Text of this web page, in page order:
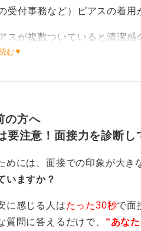
受付事務など）ピアスの着用
スが複数ついていると清潔
す。
えるピアス穴の隠し方とし
は薄手・マットな肌色テープ
ります。
ウダーでぼかすと自然です
避けるのが無難です。
は無色プライマー→ごく少
薄く・点でカバーします。
む▼
の方へ
要注意！面接力を診断し
めには、面接での印象が大き
いますか？
に感じる人はたった30秒で面
質問に答えるだけで、 “あな